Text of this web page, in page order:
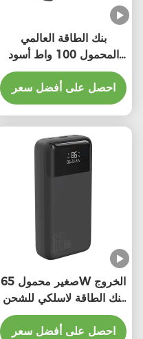
بنك الطاقة العالمي
المحمول 100 واط أسود
200000mAh
150*73*34.5mm
احصل على أفضل سعر
صغير محمول 65W الخروج
بنك الطاقة لاسلكي للشحن
السريع
احصل على أفضل سعر